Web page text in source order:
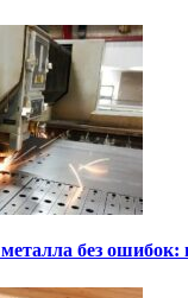
металла без